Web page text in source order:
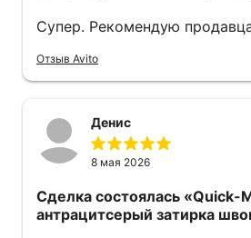
Супер. Рекомендую
Отзыв Avito
Денис
8 мая 2026
Сделка состоялась «Quick-
антрацитсерый затирка